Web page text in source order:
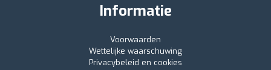
Informatie
Voorwaarden
Wettelijke waarschuwing
Privacybeleid en cookies